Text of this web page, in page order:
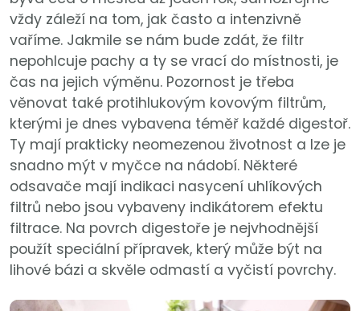
vždy záleží na tom, jak často a intenzivně
vaříme. Jakmile se nám bude zdát, že filtr
nepohlcuje pachy a ty se vrací do místnosti, je
čas na jejich výměnu. Pozornost je třeba
věnovat také protihlukovým kovovým filtrům,
kterými je dnes vybavena téměř každé digestoř.
Ty mají prakticky neomezenou životnost a lze je
snadno mýt v myčce na nádobí. Některé
odsavače mají indikaci nasycení uhlíkových
filtrů nebo jsou vybaveny indikátorem efektu
filtrace. Na povrch digestoře je nejvhodnější
použít speciální přípravek, který může být na
lihové bázi a skvěle odmastí a vyčistí povrchy.